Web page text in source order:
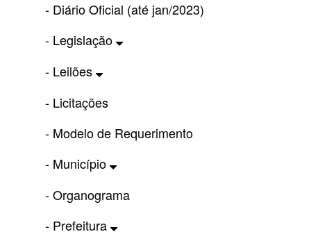
- Diário Oficial (até jan/2023)
- Legislação
- Leilões
- Licitações
- Modelo de Requerimento
- Município
- Organograma
- Prefeitura